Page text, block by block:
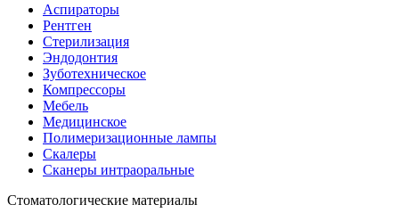
Аспираторы
Рентген
Стерилизация
Эндодонтия
Зуботехническое
Компрессоры
Мебель
Медицинское
Полимеризационные лампы
Скалеры
Сканеры интраоральные
Стоматологические материалы